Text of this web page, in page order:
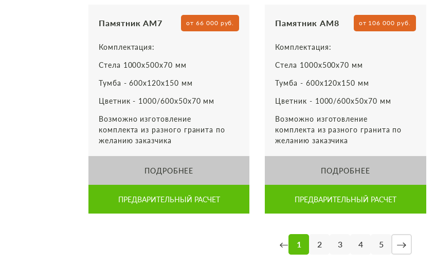
Памятник АМ7 от 66 000 руб.
Комплектация:
Стела 1000х500х70 мм
Тумба - 600х120х150 мм
Цветник - 1000/600х50х70 мм
Возможно изготовление
комплекта из разного гранита по
желанию заказчика
ПОДРОБНЕЕ
ПРЕДВАРИТЕЛЬНЫЙ РАСЧЕТ
Памятник АМ8 от 106 000 руб.
Комплектация:
Стела 1000х500х70 мм
Тумба - 600х120х150 мм
Цветник - 1000/600х50х70 мм
Возможно изготовление
комплекта из разного гранита по
желанию заказчика
ПОДРОБНЕЕ
ПРЕДВАРИТЕЛЬНЫЙ РАСЧЕТ
← 1 2 3 4 5 →